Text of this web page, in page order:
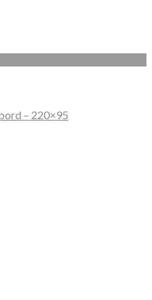
– 220×95